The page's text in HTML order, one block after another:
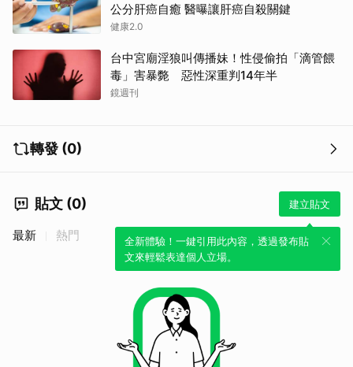
公分肝癌自癒 醫曝讓肝癌自殺關鍵
健康2.0
台中宮廟淫狼叫傳播妹！性侵偷拍「滴管餵
毒」害暴斃 惡性深重判14年半
鏡週刊
轉發 (0)
貼文 (0) 建立貼文
全新體驗！一鍵引用此內容，透過發布貼
文來輕鬆表達個人立場。
最新 熱門